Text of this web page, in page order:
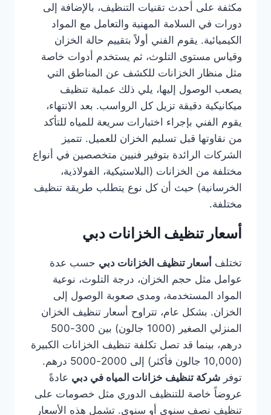
مكثفة على أحدث تقنيات التنظيف، بالإضافة إلى
دورات في السلامة المهنية والتعامل مع المواد
الكيميائية. يقوم الفني أولاً بتقييم حالة الخزان
وقياس مستوى التلوث، ثم يستخدم أدوات خاصة
مثل منظار الخزانات للكشف عن المناطق التي
يصعب الوصول إليها، يلي ذلك عملية تنظيف
ميكانيكية دقيقة تزيل كل الرواسب. بعد الانتهاء،
يقوم الفني بإجراء اختبارات سريعة للمياه للتأكد
من نقاوتها قبل تسليم الخزان للعميل. تتميز
الشركات الرائدة بتوفير فنيين متخصصين في أنواع
مختلفة من الخزانات (البلاستيكية، الفولاذية،
الخرسانية) حيث أن كل نوع يتطلب طريقة تنظيف
مختلفة.
أسعار تنظيف الخزانات دبي
تختلف أسعار تنظيف الخزانات دبي حسب عدة
عوامل مثل حجم الخزان، درجة التلوث، نوعية
المواد المستخدمة، ومدى صعوبة الوصول إلى
الخزان. بشكل عام، تتراوح أسعار تنظيف الخزان
المنزلي الصغير (1000 جالون) بين 300-500
درهم، بينما قد تصل تكلفة تنظيف الخزانات الكبيرة
(10,000 جالون فأكثر) إلى 2000-5000 درهم.
توفر شركة تنظيف خزانات المياه في دبي عادةً
عروضاً خاصة للتنظيف الدوري مثل خصومات على
تنظيف نصف سنوي أو سنوي. تشمل هذه الأسعار